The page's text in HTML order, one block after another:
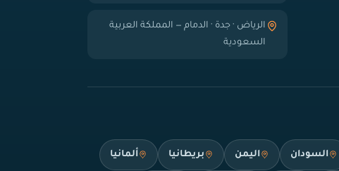
الرياض · جدة · الدمام — المملكة العربية
السعودية
السودان اليمن بريطانيا ألمانيا